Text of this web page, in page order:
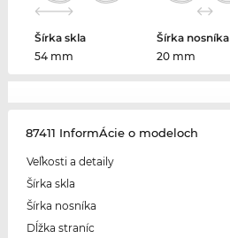
Šírka skla
54 mm
Šírka nosníka
20 mm
87411 InformÁcie o modeloch
Veľkosti a detaily
Šírka skla
Šírka nosníka
Dĺžka straníc